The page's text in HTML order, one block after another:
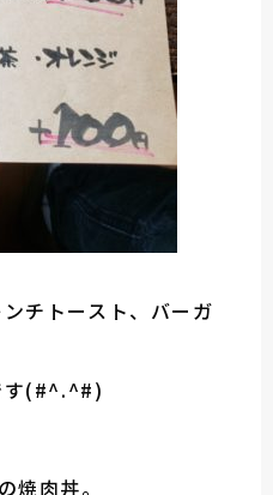
チトースト、バーガ
す(#^.^#)
焼肉丼。